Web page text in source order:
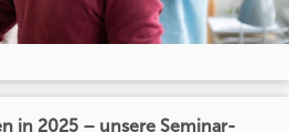
in 2025 – unsere Seminar-